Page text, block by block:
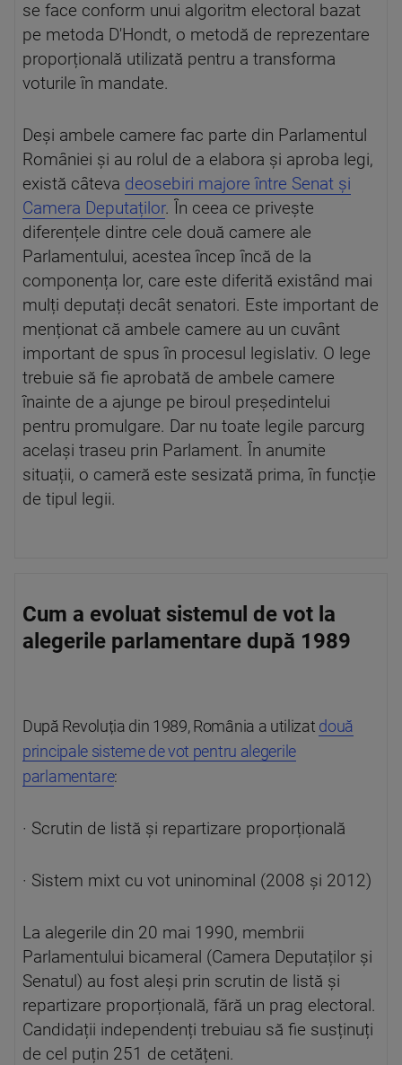
se face conform unui algoritm electoral bazat
pe metoda D'Hondt, o metodă de reprezentare
proporțională utilizată pentru a transforma
voturile în mandate.
Deși ambele camere fac parte din Parlamentul
României și au rolul de a elabora și aproba legi,
există câteva deosebiri majore între Senat și
Camera Deputaților. În ceea ce privește
diferențele dintre cele două camere ale
Parlamentului, acestea încep încă de la
componența lor, care este diferită existând mai
mulți deputați decât senatori. Este important de
menționat că ambele camere au un cuvânt
important de spus în procesul legislativ. O lege
trebuie să fie aprobată de ambele camere
înainte de a ajunge pe biroul președintelui
pentru promulgare. Dar nu toate legile parcurg
același traseu prin Parlament. În anumite
situații, o cameră este sesizată prima, în funcție
de tipul legii.
Cum a evoluat sistemul de vot la
alegerile parlamentare după 1989
După Revoluția din 1989, România a utilizat două
principale sisteme de vot pentru alegerile
parlamentare:
· Scrutin de listă și repartizare proporțională
· Sistem mixt cu vot uninominal (2008 și 2012)
La alegerile din 20 mai 1990, membrii
Parlamentului bicameral (Camera Deputaților și
Senatul) au fost aleși prin scrutin de listă și
repartizare proporțională, fără un prag electoral.
Candidații independenți trebuiau să fie susținuți
de cel puțin 251 de cetățeni.